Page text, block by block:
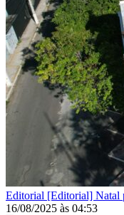
Editorial [Editorial] Natal
16/08/2025 às 04:53